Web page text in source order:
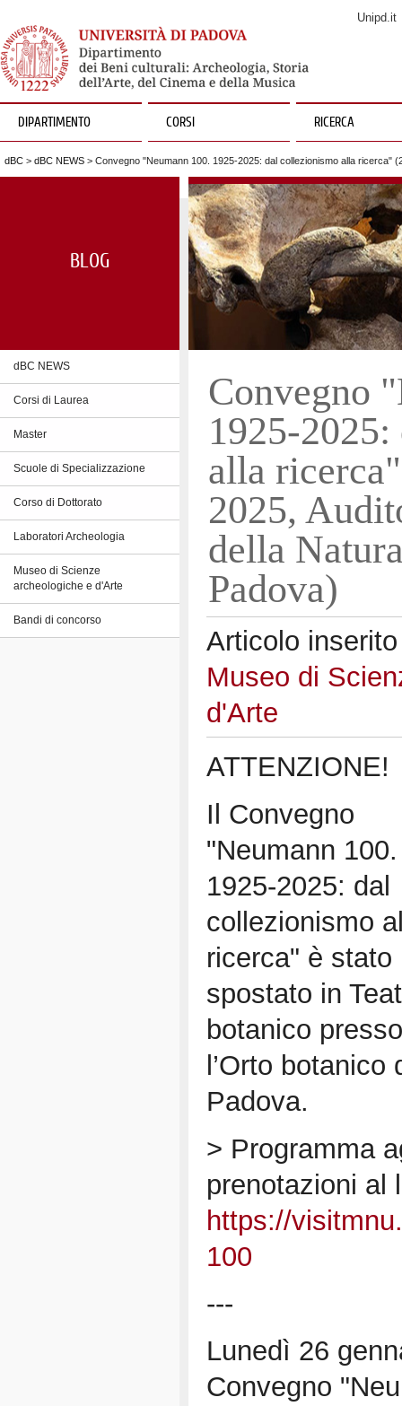
Unipd.it
DIPARTIMENTO CORSI RICERCA
dBC > dBC NEWS > Convegno "Neumann 100. 1925-2025: dal collezionismo alla ricerca"
BLOG
dBC NEWS
Corsi di Laurea
Master
Scuole di Specializzazione
Corso di Dottorato
Laboratori Archeologia
Museo di Scienze
archeologiche e d'Arte
Bandi di concorso
Convegno
1925-
alla
2025,
della
Padova)
Articolo
Museo di
d'Arte
ATTENZIONE!
Il Convegno
"Neumann 100.
1925-2025: dal
collezionismo
ricerca" è stato
spostato in
botanico presso
l’Orto botanico
Padova.
> Programma
prenotazioni al
https://
100
---
Lunedì 26
Convegno